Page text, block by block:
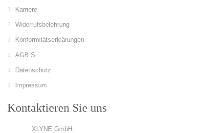
Karriere
Widerrufsbelehrung
Konformitätserklärungen
AGB´S
Datenschutz
Impressum
Kontaktieren Sie uns
XLYNE GmbH